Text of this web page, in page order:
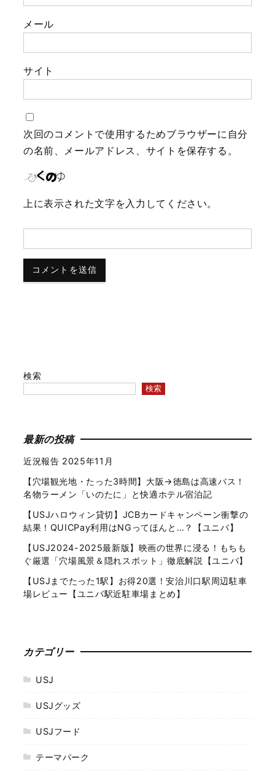
メール
サイト
次回のコメントで使用するためブラウザーに自分
の名前、メールアドレス、サイトを保存する。
上に表示された文字を入力してください。
検索
検索
最新の投稿
近況報告 2025年11月
【穴場観光地・たった3時間】大阪→徳島は高速バス！
名物ラーメン「いのたに」と快適ホテル宿泊記
【USJハロウィン貸切】JCBカードキャンペーン衝撃の
結果！QUICPay利用はNGってほんと…？【ユニバ】
【USJ2024-2025最新版】映画の世界に浸る！もちも
ぐ厳選「穴場風景＆隠れスポット」徹底解説【ユニバ】
【USJまでたった1駅】お得20選！安治川口駅周辺駐車
場レビュー【ユニバ駅近駐車場まとめ】
カテゴリー
USJ
USJグッズ
USJフード
テーマパーク